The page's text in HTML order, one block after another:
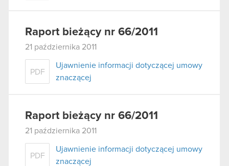
Raport bieżący nr 66/2011
21 października 2011
PDF
Ujawnienie informacji dotyczącej umowy
znaczącej
Raport bieżący nr 66/2011
21 października 2011
PDF
Ujawnienie informacji dotyczącej umowy
znaczącej